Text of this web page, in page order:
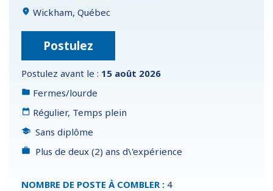
Wickham, Québec
Postulez
Postulez avant le : 15 août 2026
Fermes/lourde
Régulier, Temps plein
Sans diplôme
Plus de deux (2) ans d\'expérience
NOMBRE DE POSTE À COMBLER : 4